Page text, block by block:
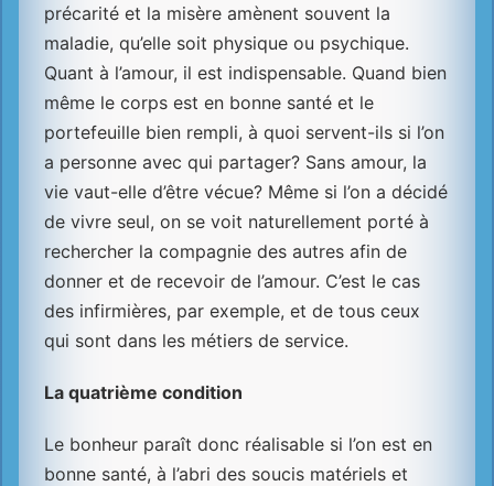
précarité et la misère amènent souvent la
maladie, qu’elle soit physique ou psychique.
Quant à l’amour, il est indispensable. Quand bien
même le corps est en bonne santé et le
portefeuille bien rempli, à quoi servent-ils si l’on
a personne avec qui partager? Sans amour, la
vie vaut-elle d’être vécue? Même si l’on a décidé
de vivre seul, on se voit naturellement porté à
rechercher la compagnie des autres afin de
donner et de recevoir de l’amour. C’est le cas
des infirmières, par exemple, et de tous ceux
qui sont dans les métiers de service.
La quatrième condition
Le bonheur paraît donc réalisable si l’on est en
bonne santé, à l’abri des soucis matériels et